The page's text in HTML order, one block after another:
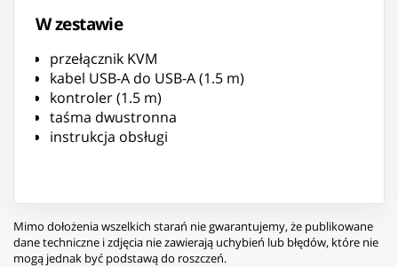
W zestawie
przełącznik KVM
kabel USB-A do USB-A (1.5 m)
kontroler (1.5 m)
taśma dwustronna
instrukcja obsługi
Mimo dołożenia wszelkich starań nie gwarantujemy, że publikowane
dane techniczne i zdjęcia nie zawierają uchybień lub błędów, które nie
mogą jednak być podstawą do roszczeń.